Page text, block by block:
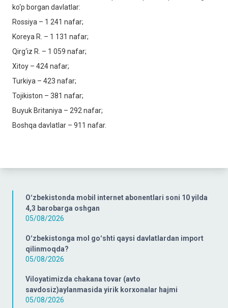
Oʻzbekistonda mobil internet abonentlari soni 10 yilda
4,3 barobarga oshgan
05/08/2026
Oʻzbekistonga mol goʻshti qaysi davlatlardan import
qilinmoqda?
05/08/2026
Viloyatimizda chakana tovar (avto
savdosiz)aylanmasida yirik korxonalar hajmi
05/08/2026
ko‘p borgan davlatlar:
Rossiya – 1 241 nafar;
Koreya R. – 1 131 nafar;
Qirg‘iz R. – 1 059 nafar;
Xitoy – 424 nafar;
Turkiya – 423 nafar;
Tojikiston – 381 nafar;
Buyuk Britaniya – 292 nafar;
Boshqa davlatlar – 911 nafar.